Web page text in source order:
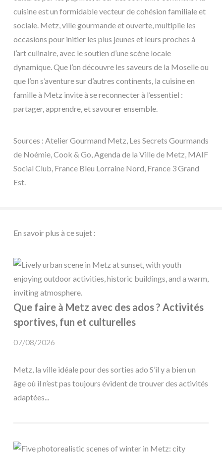
cuisine est un formidable vecteur de cohésion familiale et
sociale. Metz, ville gourmande et ouverte, multiplie les
occasions pour initier les plus jeunes et leurs proches à
l’art culinaire, avec le soutien d’une scène locale
dynamique. Que l’on découvre les saveurs de la Moselle ou
que l’on s’aventure sur d’autres continents, la cuisine en
famille à Metz invite à se reconnecter à l’essentiel :
partager, apprendre, et savourer ensemble.
Sources : Atelier Gourmand Metz, Les Secrets Gourmands
de Noémie, Cook & Go, Agenda de la Ville de Metz, MAIF
Social Club, France Bleu Lorraine Nord, France 3 Grand
Est.
En savoir plus à ce sujet :
Que faire à Metz avec des ados ? Activités
sportives, fun et culturelles
07/08/2026
Metz, la ville idéale pour des sorties ado S’il y a bien un
âge où il n’est pas toujours évident de trouver des activités
adaptées...